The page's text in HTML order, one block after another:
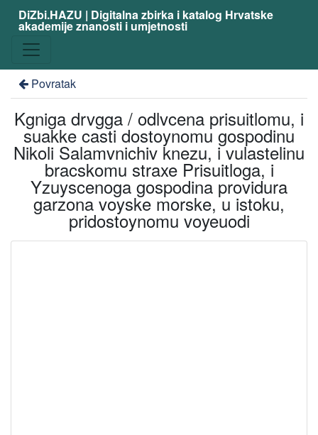
DiZbi.HAZU | Digitalna zbirka i katalog Hrvatske
akademije znanosti i umjetnosti
Povratak
Kgniga drvgga / odlvcena prisuitlomu, i
suakke casti dostoynomu gospodinu
Nikoli Salamvnichiv knezu, i vulastelinu
bracskomu straxe Prisuitloga, i
Yzuyscenoga gospodina providura
garzona voyske morske, u istoku,
pridostoynomu voyeuodi